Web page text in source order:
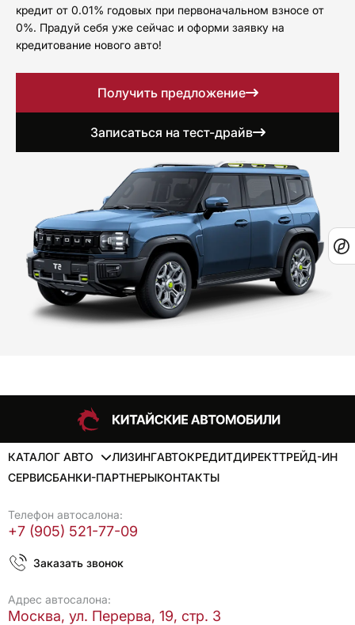
кредит от 0.01% годовых при первоначальном взносе от
0%. Прадуй себя уже сейчас и оформи заявку на
кредитование нового авто!
Получить предложение
Записаться на тест-драйв
КАТАЛОГ АВТО ЛИЗИНГАВТОКРЕДИТДИРЕКТТРЕЙД-ИН
СЕРВИСБАНКИ-ПАРТНЕРЫКОНТАКТЫ
Телефон автосалона:
+7 (905) 521-77-09
Заказать звонок
Адрес автосалона:
Москва, ул. Перерва, 19, стр. 3